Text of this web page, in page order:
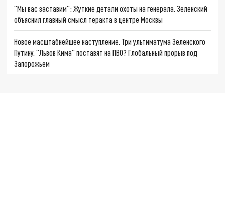
"Мы вас заставим": Жуткие детали охоты на генерала. Зеленский
объяснил главный смысл теракта в центре Москвы
Новое масштабнейшее наступление. Три ультиматума Зеленского
Путину. "Львов Кима" поставят на ПВО? Глобальный прорыв под
Запорожьем